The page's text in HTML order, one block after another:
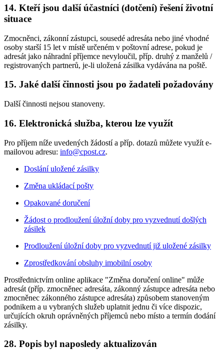
14. Kteří jsou další účastníci (dotčení) řešení životní
situace
Zmocněnci, zákonní zástupci, sousedé adresáta nebo jiné vhodné
osoby starší 15 let v místě určeném v poštovní adrese, pokud je
adresát jako náhradní příjemce nevyloučil, příp. druhý z manželů /
registrovaných partnerů, je-li uložená zásilka vydávána na poště.
15. Jaké další činnosti jsou po žadateli požadovány
Další činnosti nejsou stanoveny.
16. Elektronická služba, kterou lze využít
Pro příjem níže uvedených žádostí a příp. dotazů můžete využít e-
mailovou adresu: info@cpost.cz.
Doslání uložené zásilky
Změna ukládací pošty
Opakované doručení
Žádost o prodloužení úložní doby pro vyzvednutí došlých
zásilek
Prodloužení úložní doby pro vyzvednutí již uložené zásilky
Zprostředkování obsluhy imobilní osoby
Prostřednictvím online aplikace "Změna doručení online" může
adresát (příp. zmocněnec adresáta, zákonný zástupce adresáta nebo
zmocněnec zákonného zástupce adresáta) způsobem stanoveným
podnikem a u vybraných služeb uplatnit jednu či více dispozic,
určujících okruh oprávněných příjemců nebo místo a termín dodání
zásilky.
28. Popis byl naposledy aktualizován